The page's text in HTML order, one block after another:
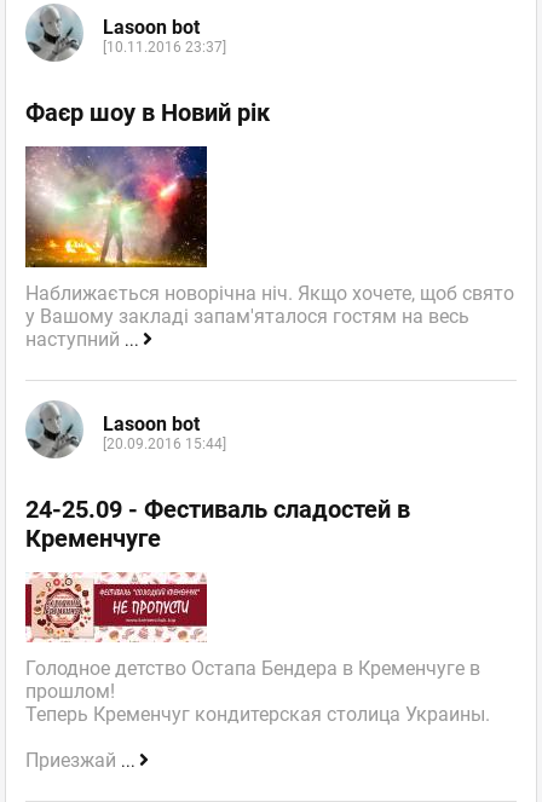
Lasoon bot
[10.11.2016 23:37]
Фаєр шоу в Новий рік
Наближається новорічна ніч. Якщо хочете, щоб свято
у Вашому закладі запам'яталося гостям на весь
наступний ...
Lasoon bot
[20.09.2016 15:44]
24-25.09 - Фестиваль сладостей в
Кременчуге
Голодное детство Остапа Бендера в Кременчуге в
прошлом!
Теперь Кременчуг кондитерская столица Украины.
Приезжай ...